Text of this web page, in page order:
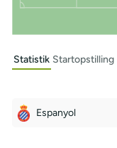
Statistik Startopstilling
Espanyol